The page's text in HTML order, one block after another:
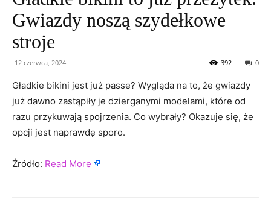
Gwiazdy noszą szydełkowe
stroje
12 czerwca, 2024 0
392
Gładkie bikini jest już passe? Wygląda na to, że gwiazdy
już dawno zastąpiły je dzierganymi modelami, które od
razu przykuwają spojrzenia. Co wybrały? Okazuje się, że
opcji jest naprawdę sporo.
Źródło: Read More